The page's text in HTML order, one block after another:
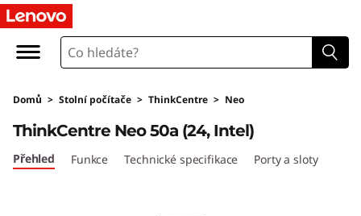
T
h
n
k
Domů > Stolní počítače > ThinkCentre > Neo
ThinkCentre Neo 50a (24, Intel)
Přehled Funkce Technické specifikace Porty a sloty